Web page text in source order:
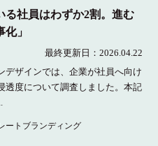
る社員はわずか2割。進む
」
最終更新日： 2026.04.22
デザインでは、​企業が社員へ向け
透度について調査しました。​本記
ートブランディング